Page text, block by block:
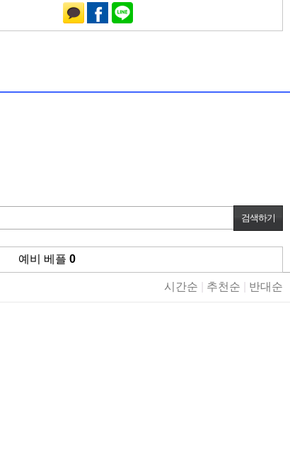
예비 베플 0
시간순 추천순 반대순